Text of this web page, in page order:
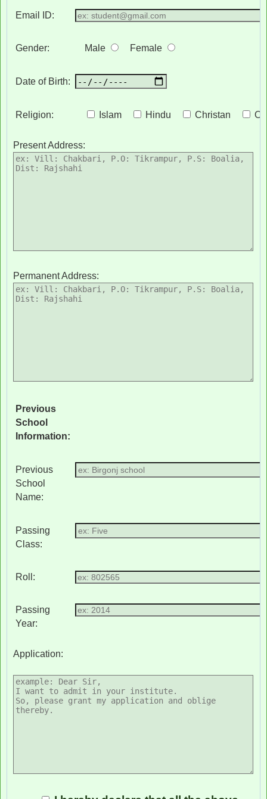
Email ID:
Gender: Male Female
Date of Birth:
Religion: Islam Hindu Christan
Present Address:
Permanent Address:
Previous
School
Information:
Previous
School
Name:
Passing
Class:
Roll:
Passing
Year:
Application: